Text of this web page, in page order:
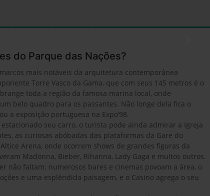
do Parque das Nações?
mais notáveis da arquitetura contemporânea
Torre Vasco da Gama, que com seus 145 metros é o
toda a região da famosa marina local, onde
belo quadro para os passantes. Não longe dela fica o
a exposição portuguesa na Expo’98.
seu carro, o turista pode ainda admirar a Igreja
as curiosas abóbadas das plataformas da Gare do
Arena, onde ocorrem shows de grandes figuras da
Madonna, Bieber, Rihanna, Lady Gaga e muitos outros.
não faltam: numerosos bares e cinemas povoam a área, o
e uma esplêndida paisagem, e o Casino agrega o seu